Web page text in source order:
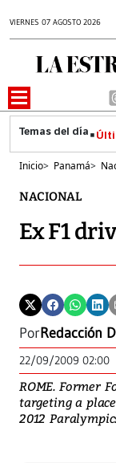
VIERNES 07 AGOSTO 2026
Inicio> Panamá>
NACIONAL
Ex F1
PorRedacción
22/09/2009 02:00
ROME. Former
targeting a
2012